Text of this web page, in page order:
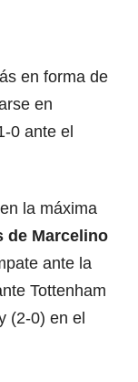
en forma de
en
0 ante el
en la máxima
de Marcelino
ante la
Tottenham
(2-0) en el